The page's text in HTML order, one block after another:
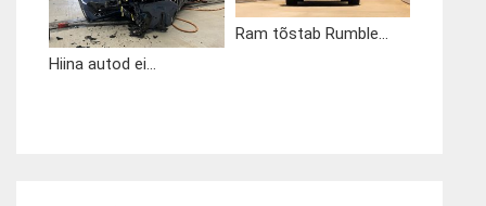
Hiina autod ei...
Ram tõstab Rumble...